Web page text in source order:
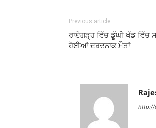
Previous article
ਰਾਏਗੜ੍ਹ ਵਿੱਚ ਡੂੰਘੀ ਖੱਡ ਵਿੱਚ
ਹੋਈਆਂ ਦਰਦਨਾਕ ਮੌਤਾਂ
http://